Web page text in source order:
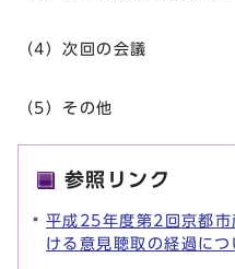
（4）次回の会議
（5）その他
参照リンク
平成25年度第2回京都
ける意見聴取の経過につ